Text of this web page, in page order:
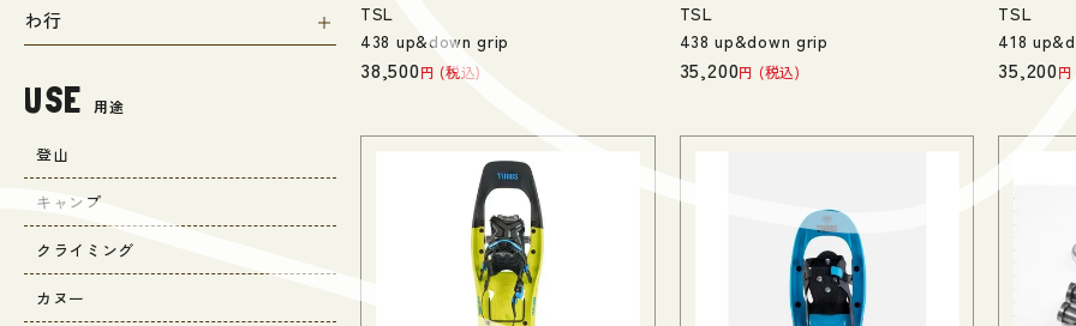
わ行
USE 用途
登山
キャンプ
クライミング
カヌー
TSL
438 up&down grip
38,500 税込
TSL
438 up&down grip
35,200 税込
TSL
418
35,200